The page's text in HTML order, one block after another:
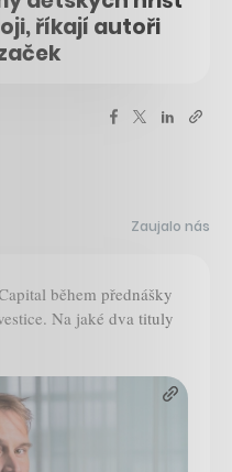
říkají autoři
Zaujalo nás
během přednášky
Na jaké dva tituly